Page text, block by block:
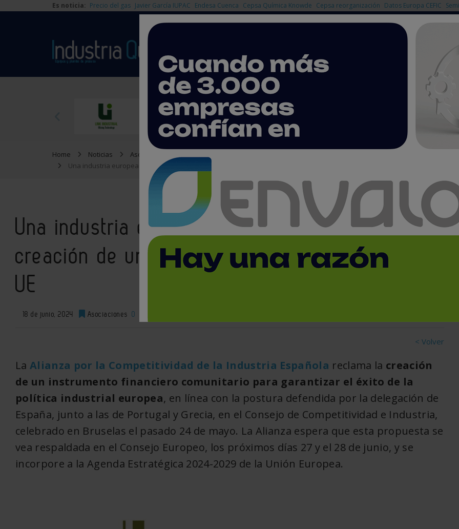
Es noticia: Precio del gas Javier García IUPAC Endesa Cuenca Cepsa Química Knowde Cepsa reorganización Datos Europa CEFIC
Home Noticias
Asociaciones
Una industria europea fuerte requiere la creación de un instrumento financiero a escala UE
Una industria europea fuerte requiere la
creación de un instrumento financiero a escala
UE
18 de junio, 2024 Asociaciones 0
< Volver
La Alianza por la Competitividad de la Industria Española reclama la creación
de un instrumento financiero comunitario para garantizar el éxito de la
política industrial europea, en línea con la postura defendida por la delegación de
España, junto a las de Portugal y Grecia, en el Consejo de Competitividad e Industria,
celebrado en Bruselas el pasado 24 de mayo. La Alianza espera que esta propuesta se
vea respaldada en el Consejo Europeo, los próximos días 27 y el 28 de junio, y se
incorpore a la Agenda Estratégica 2024-2029 de la Unión Europea.